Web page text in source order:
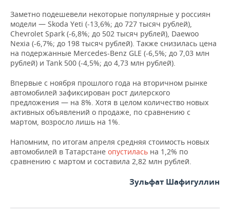
Заметно подешевели некоторые популярные у россиян
модели — Skoda Yeti (-13,6%; до 727 тысяч рублей),
Chevrolet Spark (-6,8%; до 502 тысяч рублей), Daewoo
Nexia (-6,7%; до 198 тысяч рублей). Также снизилась цена
на подержанные Mercedes-Benz GLE (-6,5%; до 7,03 млн
рублей) и Tank 500 (-4,5%; до 4,73 млн рублей).
Впервые с ноября прошлого года на вторичном рынке
автомобилей зафиксирован рост дилерского
предложения — на 8%. Хотя в целом количество новых
активных объявлений о продаже, по сравнению с
мартом, возросло лишь на 1%.
Напомним, по итогам апреля средняя стоимость новых
автомобилей в Татарстане опустилась на 1,2% по
сравнению с мартом и составила 2,82 млн рублей.
Зульфат Шафигуллин